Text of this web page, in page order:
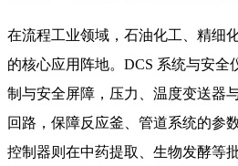
在流程工业领域，石油化工、精细
的核心应用阵地。DCS 系统与安全
制与安全屏障，压力、温度变送器
回路，保障反应釜、管道系统的参
控制器则在中药提取、生物发酵等